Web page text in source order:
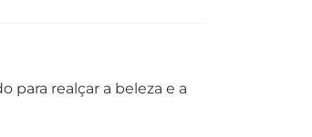
para realçar a beleza e a